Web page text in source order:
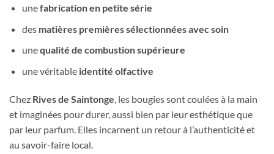
unefabrication en petite série
des matières premières sélectionnées avec soin
unequalité de combustion supérieure
une véritable identité olfactive
Chez Rives de Saintonge , les bougies sont coulées à la main
et imaginées pour durer, aussi bien par leur esthétique que
par leur parfum. Elles incarnent un retour à l’authenticité et
au savoir-faire local.